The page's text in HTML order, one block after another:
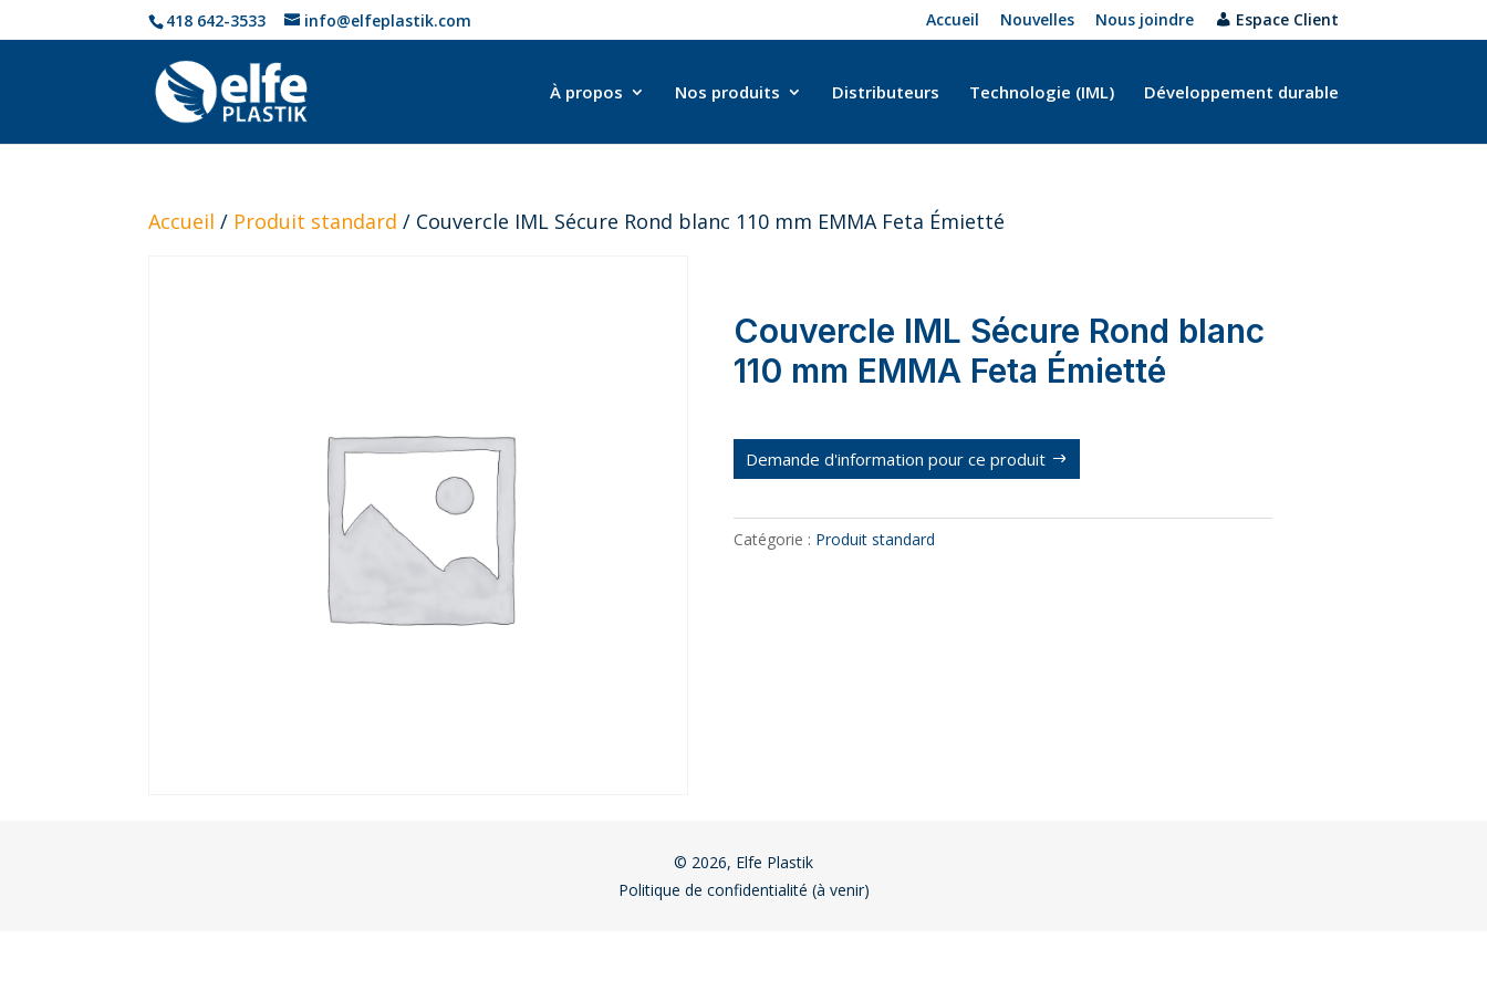
418 642-3533 info@elfeplastik.com Accueil Nouvelles Nous joindre Espace Client
À propos Nos produits Distributeurs Technologie (IML) Développement durable
Accueil / Produit standard / Couvercle IML Sécure Rond blanc 110 mm EMMA Feta Émietté
Couvercle IML Sécure Rond blanc
110 mm EMMA Feta Émietté
Demande d'information pour ce produit
Catégorie : Produit standard
© 2026, Elfe Plastik
Politique de confidentialité (à venir)